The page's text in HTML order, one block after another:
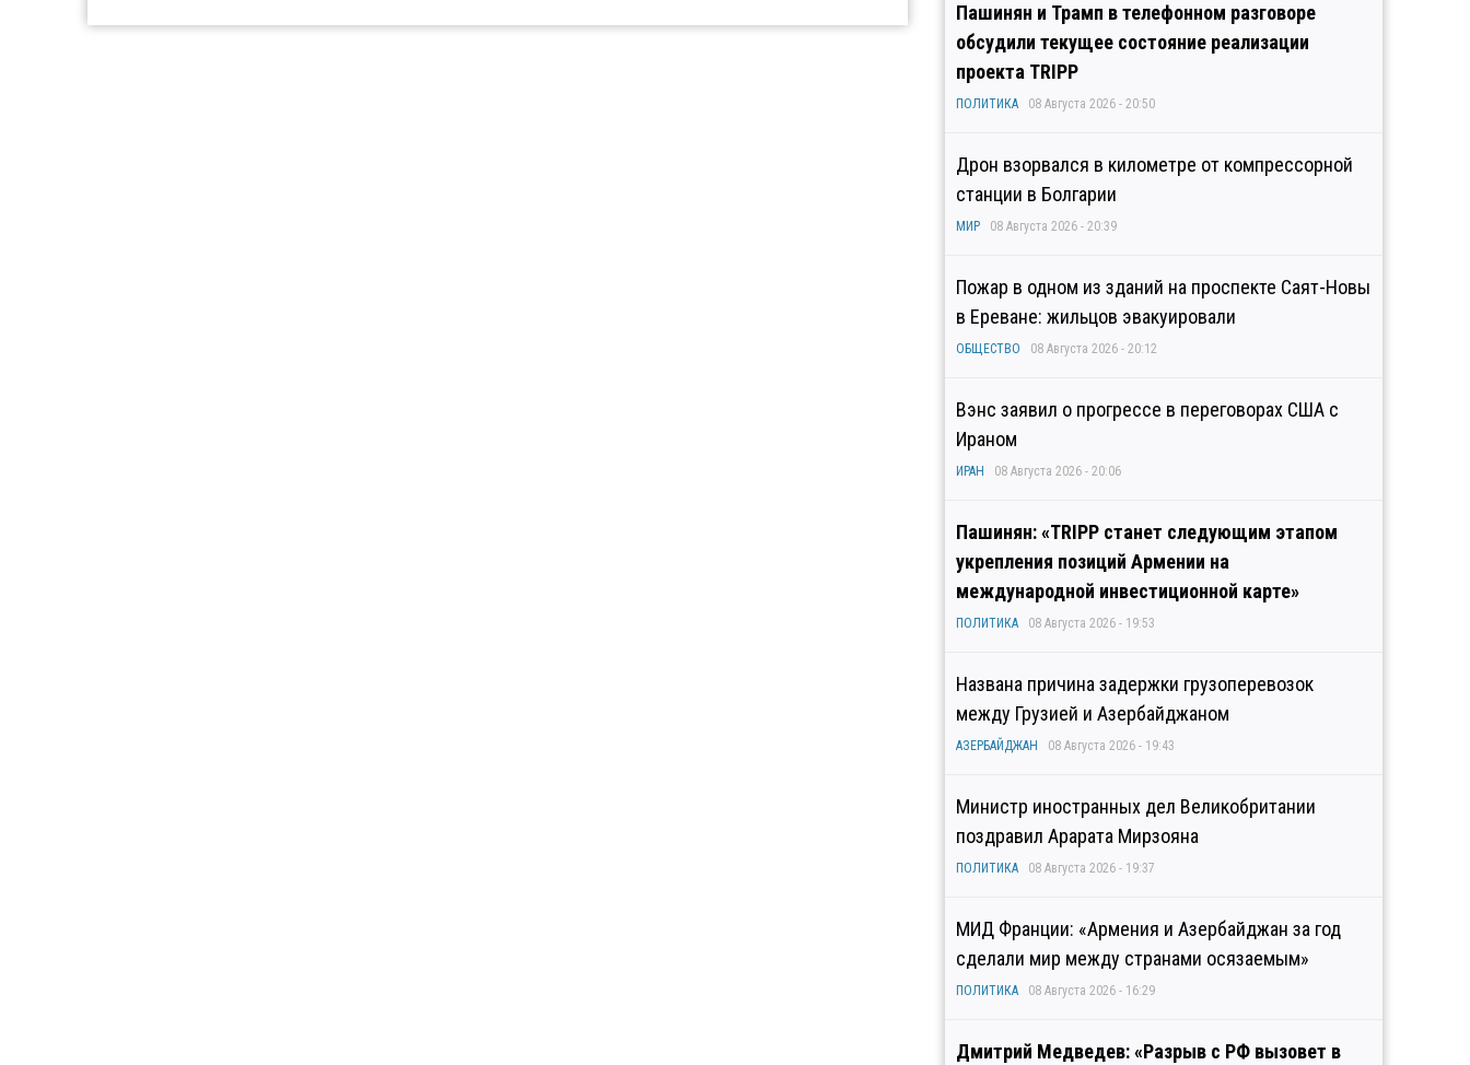
Пашинян и Трамп в телефонном разговоре
обсудили текущее состояние реализации
проекта TRIPP
ПОЛИТИКА 08 Августа 2026 - 20:50
Дрон взорвался в километре от компрессорной
станции в Болгарии
МИР 08 Августа 2026 - 20:39
Пожар в одном из зданий на проспекте Саят-Новы
в Ереване: жильцов эвакуировали
ОБЩЕСТВО 08 Августа 2026 - 20:12
Вэнс заявил о прогрессе в переговорах США с
Ираном
ИРАН 08 Августа 2026 - 20:06
Пашинян: «TRIPP станет следующим этапом
укрепления позиций Армении на
международной инвестиционной карте»
ПОЛИТИКА 08 Августа 2026 - 19:53
Названа причина задержки грузоперевозок
между Грузией и Азербайджаном
АЗЕРБАЙДЖАН 08 Августа 2026 - 19:43
Министр иностранных дел Великобритании
поздравил Арарата Мирзояна
ПОЛИТИКА 08 Августа 2026 - 19:37
МИД Франции: «Армения и Азербайджан за год
сделали мир между странами осязаемым»
ПОЛИТИКА 08 Августа 2026 - 16:29
Дмитрий Медведев: «Разрыв с РФ вызовет в